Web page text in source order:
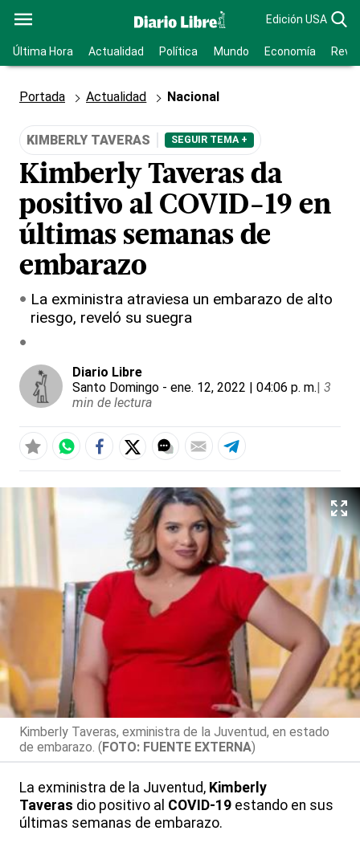
Edición USA
Última Hora Actualidad Política Mundo Economía
Portada Actualidad Nacional
KIMBERLY TAVERAS SEGUIR TEMA +
Kimberly Taveras da
positivo al COVID-19 en
últimas semanas de
embarazo
La exministra atraviesa un embarazo de alto
riesgo, reveló su suegra
Diario Libre
Santo Domingo - ene. 12, 2022 | 04:06 p. m.| 3
min de lectura
Kimberly Taveras, exministra de la Juventud, en estado
de embarazo. (FOTO: FUENTE EXTERNA)
La exministra de la Juventud, Kimberly
Taveras dio positivo al COVID-19 estando en sus
últimas semanas de embarazo.